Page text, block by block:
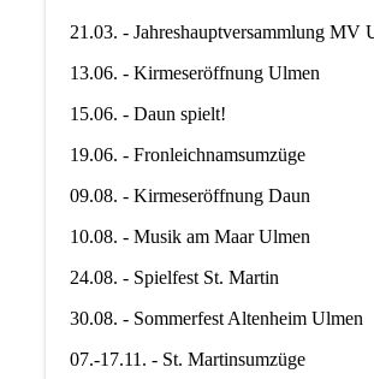
21.03. - Jahreshauptversammlung MV
13.06. - Kirmeseröffnung Ulmen
15.06. - Daun spielt!
19.06. - Fronleichnamsumzüge
09.08. - Kirmeseröffnung Daun
10.08. - Musik am Maar Ulmen
24.08. - Spielfest St. Martin
30.08. - Sommerfest Altenheim Ulmen
07.-17.11. - St. Martinsumzüge